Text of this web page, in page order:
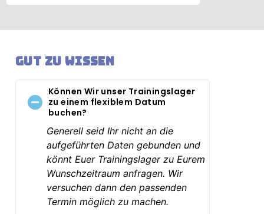
Gut zu wissen
Können Wir unser Trainingslager
zu einem flexiblem Datum
buchen?
Generell seid Ihr nicht an die
aufgeführten Daten gebunden und
könnt Euer Trainingslager zu Eurem
Wunschzeitraum anfragen. Wir
versuchen dann den passenden
Termin möglich zu machen.